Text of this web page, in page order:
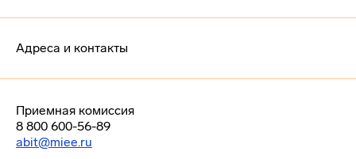
Адреса и контакты
Приемная комиссия
8 800 600-56-89
abit@miee.ru